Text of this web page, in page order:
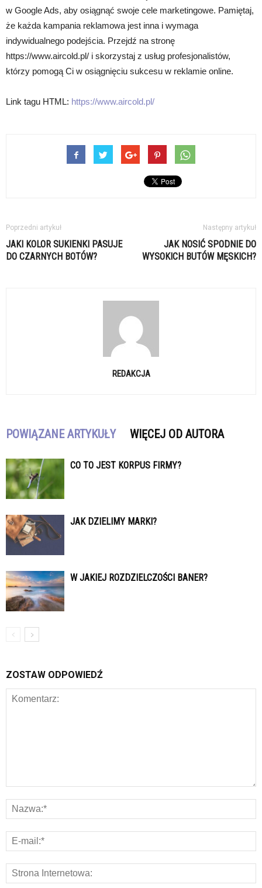
w Google Ads, aby osiągnąć swoje cele marketingowe. Pamiętaj,
że każda kampania reklamowa jest inna i wymaga
indywidualnego podejścia. Przejdź na stronę
https://www.aircold.pl/ i skorzystaj z usług profesjonalistów,
którzy pomogą Ci w osiągnięciu sukcesu w reklamie online.
Link tagu HTML: https://www.aircold.pl/
Poprzedni artykuł
JAKI KOLOR SUKIENKI PASUJE
DO CZARNYCH BOTÓW?
Następny artykuł
JAK NOSIĆ SPODNIE DO
WYSOKICH BUTÓW MĘSKICH?
REDAKCJA
POWIĄZANE ARTYKUŁY WIĘCEJ OD AUTORA
CO TO JEST KORPUS FIRMY?
JAK DZIELIMY MARKI?
W JAKIEJ ROZDZIELCZOŚCI BANER?
ZOSTAW ODPOWIEDŹ